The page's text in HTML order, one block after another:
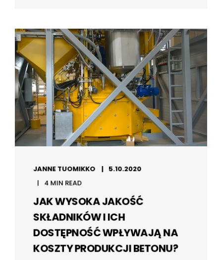
JANNE TUOMIKKO
5.10.2020
4 MIN READ
JAK WYSOKA JAKOŚĆ
SKŁADNIKÓW I ICH
DOSTĘPNOŚĆ WPŁYWAJĄ NA
KOSZTY PRODUKCJI BETONU?